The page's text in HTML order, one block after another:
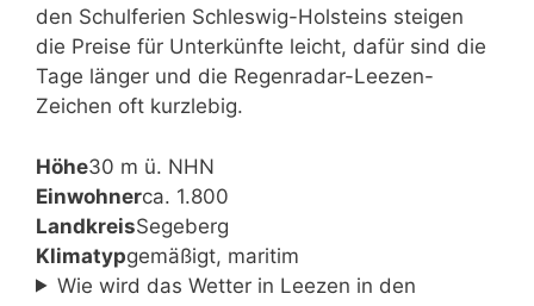
den Schulferien Schleswig-Holsteins steigen
die Preise für Unterkünfte leicht, dafür sind die
Tage länger und die Regenradar-Leezen-
Zeichen oft kurzlebig.
Höhe30 m ü. NHN
Einwohnerca. 1.800
LandkreisSegeberg
Klimatypgemäßigt, maritim
Wie wird das Wetter in Leezen in den